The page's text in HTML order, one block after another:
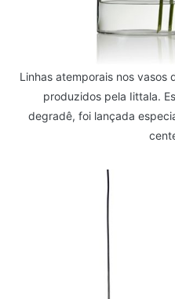
Linhas atemporais nos vasos
produzidos pela Iittala.
degradê, foi lançada